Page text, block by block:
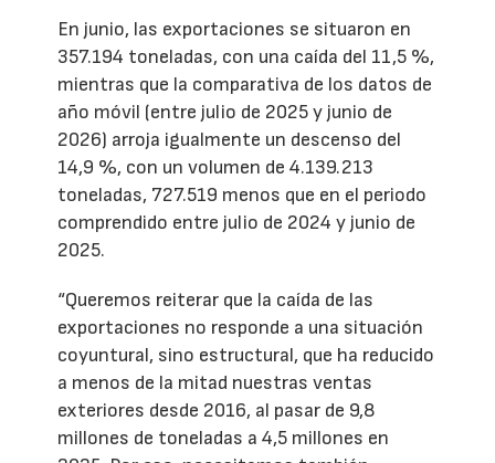
En junio, las exportaciones se situaron en
357.194 toneladas, con una caída del 11,5 %,
mientras que la comparativa de los datos de
año móvil (entre julio de 2025 y junio de
2026) arroja igualmente un descenso del
14,9 %, con un volumen de 4.139.213
toneladas, 727.519 menos que en el periodo
comprendido entre julio de 2024 y junio de
2025.
“Queremos reiterar que la caída de las
exportaciones no responde a una situación
coyuntural, sino estructural, que ha reducido
a menos de la mitad nuestras ventas
exteriores desde 2016, al pasar de 9,8
millones de toneladas a 4,5 millones en